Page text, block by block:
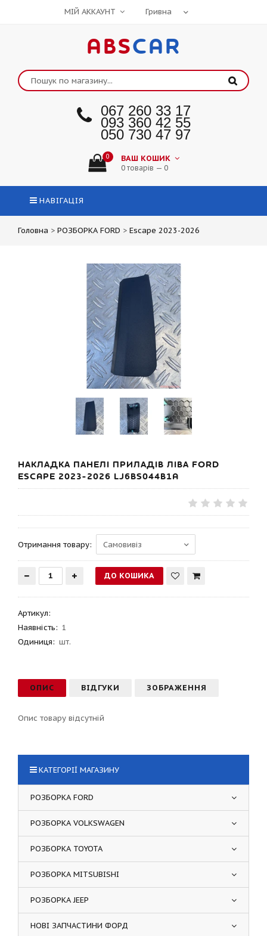
МІЙ АККАУНТ
ABSCAR
067 260 33 17
093 360 42 55
050 730 47 97
0 ВАШ КОШИК
0 товарів — 0
НАВІГАЦІЯ
Головна > РОЗБОРКА FORD > Escape 2023-2026
НАКЛАДКА ПАНЕЛІ ПРИЛАДІВ ЛІВА FORD
ESCAPE 2023-2026 LJ6BS044B1A
Отримання товару:
Артикул:
Наявність: 1
Одиниця: шт.
ОПИС ВІДГУКИ ЗОБРАЖЕННЯ
Опис товару відсутній
КАТЕГОРІЇ МАГАЗИНУ
РОЗБОРКА FORD
РОЗБОРКА VOLKSWAGEN
РОЗБОРКА TOYOTA
РОЗБОРКА MITSUBISHI
РОЗБОРКА JEEP
НОВІ ЗАПЧАСТИНИ ФОРД